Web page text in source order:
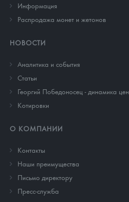
Информация
Распродажа монет и жетонов
НОВОСТИ
Аналитика и события
Cтатьи
Георгий Победоносец - динамика цен
Котировки
О КОМПАНИИ
Контакты
Наши преимущества
Письмо директору
Пресс-служба